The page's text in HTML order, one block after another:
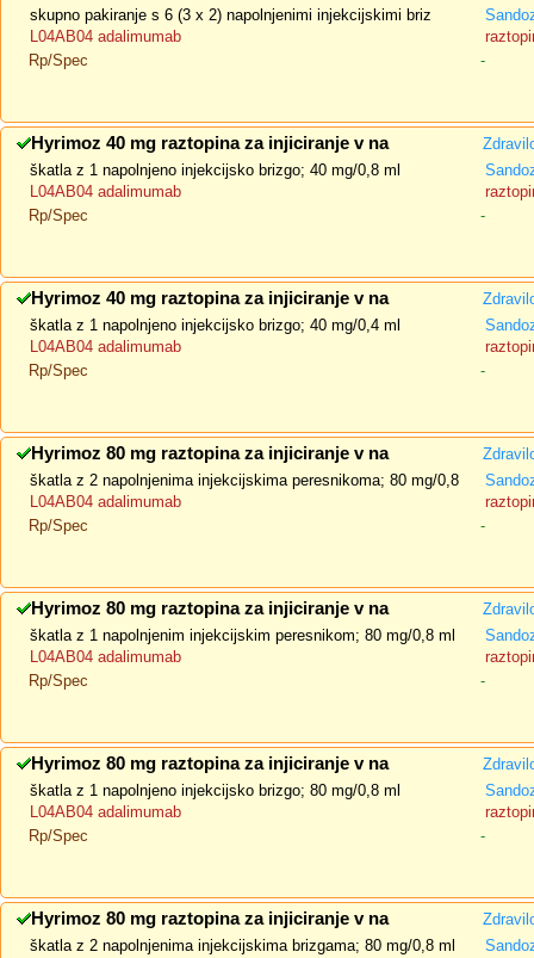
skupno pakiranje s 6 (3 x 2) napolnjenimi injekcijskimi briz
L04AB04 adalimumab
Rp/Spec
-
Hyrimoz 40 mg raztopina za injiciranje v na
škatla z 1 napolnjeno injekcijsko brizgo; 40 mg/0,8 ml
L04AB04 adalimumab
Rp/Spec
-
Hyrimoz 40 mg raztopina za injiciranje v na
škatla z 1 napolnjeno injekcijsko brizgo; 40 mg/0,4 ml
L04AB04 adalimumab
Rp/Spec
-
Hyrimoz 80 mg raztopina za injiciranje v na
škatla z 2 napolnjenima injekcijskima peresnikoma; 80 mg/0,8
L04AB04 adalimumab
Rp/Spec
-
Hyrimoz 80 mg raztopina za injiciranje v na
škatla z 1 napolnjenim injekcijskim peresnikom; 80 mg/0,8 ml
L04AB04 adalimumab
Rp/Spec
-
Hyrimoz 80 mg raztopina za injiciranje v na
škatla z 1 napolnjeno injekcijsko brizgo; 80 mg/0,8 ml
L04AB04 adalimumab
Rp/Spec
-
Hyrimoz 80 mg raztopina za injiciranje v na
škatla z 2 napolnjenima injekcijskima brizgama; 80 mg/0,8 ml